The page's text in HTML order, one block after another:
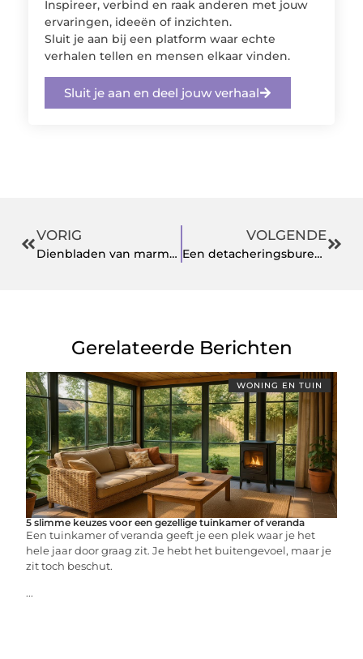
Inspireer, verbind en raak anderen met jouw
ervaringen, ideeën of inzichten.
Sluit je aan bij een platform waar echte
verhalen tellen en mensen elkaar vinden.
Sluit je aan en deel jouw verhaal
VORIG
Dienbladen van marmer: trendy én handig!
VOLGENDE
Een detacheringsbureau voor techniek inschakelen? Dit zijn de voordelen!
Gerelateerde Berichten
WONING EN TUIN
5 slimme keuzes voor een gezellige tuinkamer of veranda
Een tuinkamer of veranda geeft je een plek waar je het
hele jaar door graag zit. Je hebt het buitengevoel, maar je
zit toch beschut.
...